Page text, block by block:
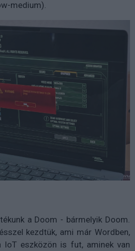
medium).
a Doom - bármelyik Doom.
kezdtük, ami már Wordben,
IoT eszközön is fut, aminek van